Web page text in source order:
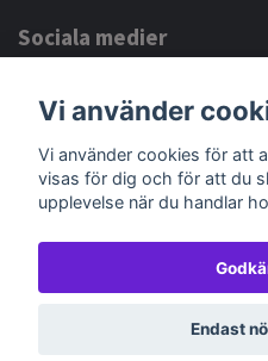
Sociala medier
Kontakta oss
© 2026 Beads and fun´s
Vi använder
Vi använder cookies för att
visas för dig och för att du
upplevelse när du handlar
Endast